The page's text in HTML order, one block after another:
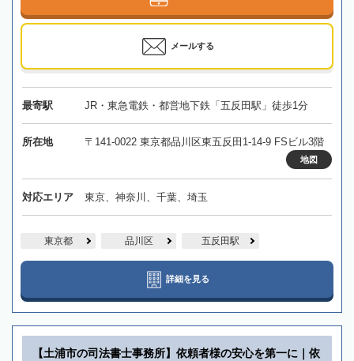
メールする
最寄駅 JR・東急電鉄・都営地下鉄「五反田駅」徒歩1分
所在地 〒141-0022 東京都品川区東五反田1-14-9 FSビル3階
地図
対応エリア 東京、神奈川、千葉、埼玉
東京都 品川区 五反田駅
詳細を見る
【土浦市の司法書士事務所】依頼者様の安心を第一に｜依